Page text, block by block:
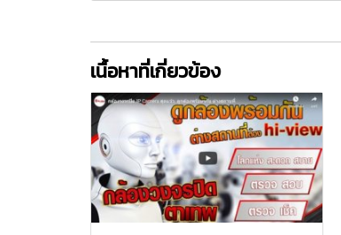
เนื้อหาที่เกี่ยวข้อง